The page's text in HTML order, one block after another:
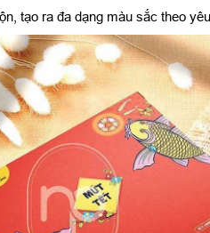
tạo ra đa dạng màu sắc theo